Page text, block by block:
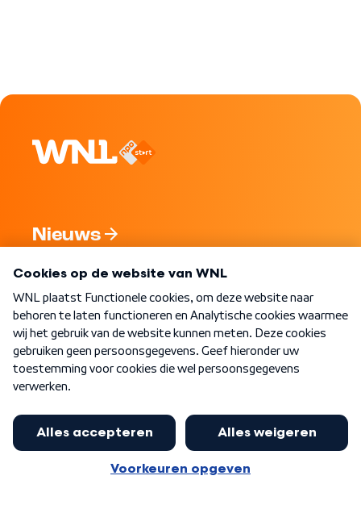
Nieuws
Nieuwsbrief
Word Lid